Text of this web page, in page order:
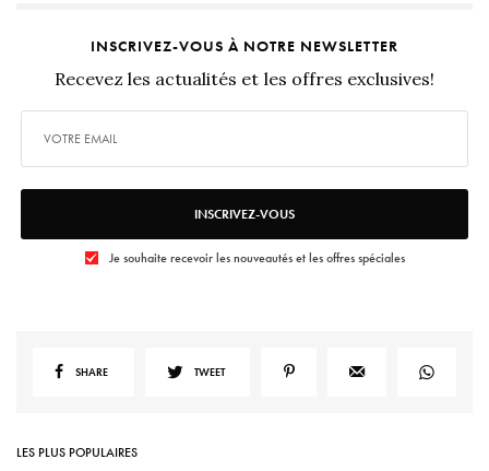
INSCRIVEZ-VOUS À NOTRE NEWSLETTER
Recevez les actualités et les offres exclusives!
INSCRIVEZ-VOUS
Je souhaite recevoir les nouveautés et les offres spéciales
SHARE TWEET
LES PLUS POPULAIRES